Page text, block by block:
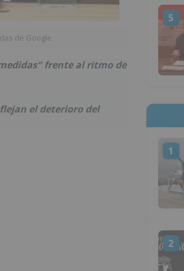
de Google
frente al ritmo de
el deterioro del
5
1
2